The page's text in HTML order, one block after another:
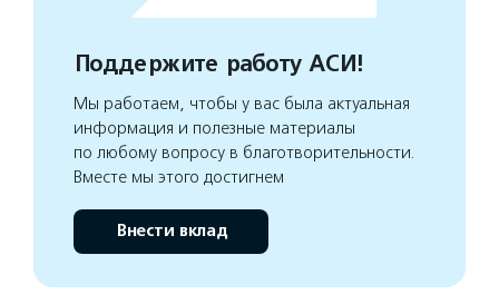
Поддержите работу АСИ!
Мы работаем, чтобы у вас была актуальная
информация и полезные материалы
по любому вопросу в благотворительности.
Вместе мы этого достигнем
Внести вклад